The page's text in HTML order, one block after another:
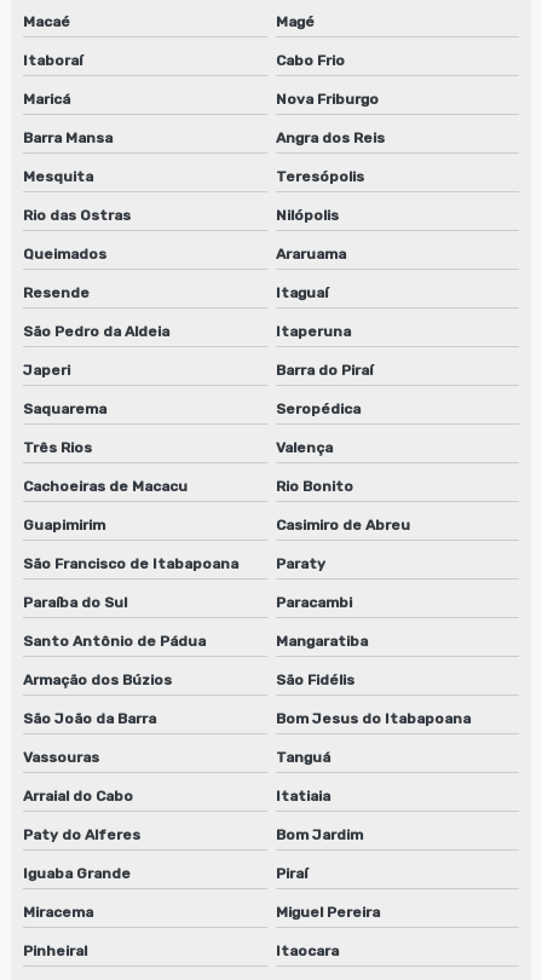
Empresa de máquina lavadora anilox
Empresa que faz conserto de lavadora de anilox
Empresa que faz conserto de lavadora de anilox em sp
Empresa que faz conserto de lavadora de cilindros
Empresa que faz conserto de lavadora de cilindros em sp
Empresa que faz manutenção de lavadora de clichês em sp
Empresa que faz reparo de lavadora de anilox
Empresa que faz reparo de lavadora de cilindros em sp
Empresa que faz reparo de lavadora de clichês
Empresa de reparo de lâminas para flexografia
Fábrica de guilhotina para clichês
Fábrica de guilhotina para clichês em jundiaí
Fábrica de guilhotina para clichês em sp
Fábrica de lavadora anilox em jundiaí
Fábrica de lavadora anilox em são paulo
Fábrica de lavadora anilox em sp
Fábrica de máquina lavadora anilox
Fábrica de maquina lavadora anilox em jundiaí
Macaé Magé
Itaboraí Cabo Frio
Maricá Nova Friburgo
Barra Mansa Angra dos Reis
Mesquita Teresópolis
Rio das Ostras Nilópolis
Queimados Araruama
Resende Itaguaí
São Pedro da Aldeia Itaperuna
Japeri Barra do Piraí
Saquarema Seropédica
Três Rios Valença
Cachoeiras de Macacu Rio Bonito
Guapimirim Casimiro de Abreu
São Francisco de Itabapoana Paraty
Paraíba do Sul Paracambi
Santo Antônio de Pádua Mangaratiba
Armação dos Búzios São Fidélis
São João da Barra Bom Jesus do Itabapoana
Vassouras Tanguá
Arraial do Cabo Itatiaia
Paty do Alferes Bom Jardim
Iguaba Grande Piraí
Miracema Miguel Pereira
Pinheiral Itaocara